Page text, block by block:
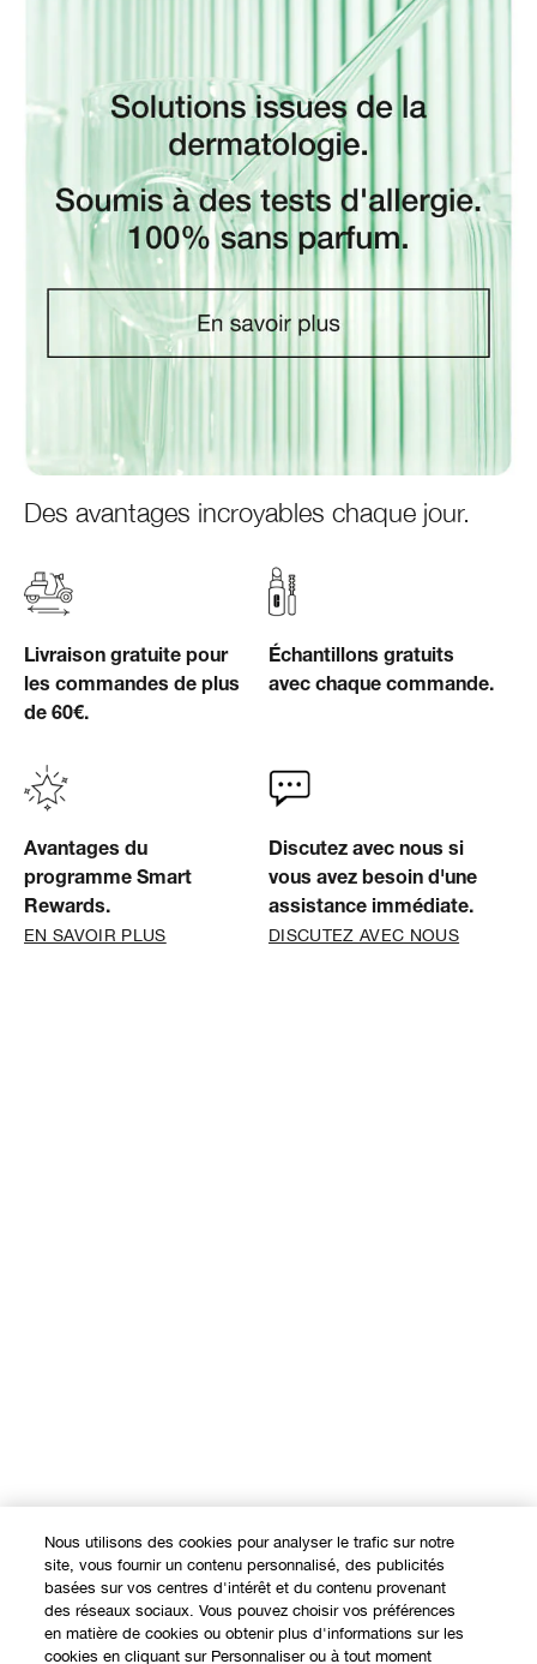
Des avantages incroyables chaque jour.
Livraison gratuite pour
les commandes de plus
de 60€.
Échantillons gratuits
avec chaque commande.
Avantages du
programme Smart
Rewards.
EN SAVOIR PLUS
Discutez avec nous si
vous avez besoin d'une
assistance immédiate.
DISCUTEZ AVEC NOUS
EXPÉRIENCE EN LIGNE
Nous utilisons des cookies pour analyser le trafic sur notre
site, vous fournir un contenu personnalisé, des publicités
basées sur vos centres d'intérêt et du contenu provenant
des réseaux sociaux. Vous pouvez choisir vos préférences
en matière de cookies ou obtenir plus d'informations sur les
cookies en cliquant sur Personnaliser ou à tout moment